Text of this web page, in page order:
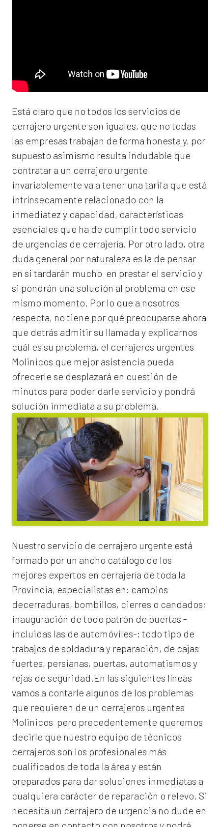
Está claro que no todos los servicios de
cerrajero urgente son iguales, que no todas
las empresas trabajan de forma honesta y, por
supuesto asimismo resulta indudable que
contratar a un cerrajero urgente
invariablemente va a tener una tarifa que está
intrínsecamente relacionado con la
inmediatez y capacidad, características
esenciales que ha de cumplir todo servicio
de urgencias de cerrajería. Por otro lado, otra
duda general por naturaleza es la de pensar
en si tardarán mucho en prestar el servicio y
si pondrán una solución al problema en ese
mismo momento. Por lo que a nosotros
respecta, no tiene por qué preocuparse ahora
que detrás admitir su llamada y explicarnos
cuál es su problema, el cerrajeros urgentes
Molinicos que mejor asistencia pueda
ofrecerle se desplazará en cuestión de
minutos para poder darle servicio y pondrá
solución inmediata a su problema.
Nuestro servicio de cerrajero urgente está
formado por un ancho catálogo de los
mejores expertos en cerrajería de toda la
Provincia, especialistas en: cambios
decerraduras, bombillos, cierres o candados;
inauguración de todo patrón de puertas -
incluidas las de automóviles-; todo tipo de
trabajos de soldadura y reparación, de cajas
fuertes, persianas, puertas, automatismos y
rejas de seguridad.En las siguientes líneas
vamos a contarle algunos de los problemas
que requieren de un cerrajeros urgentes
Molinicos pero precedentemente queremos
decirle que nuestro equipo de técnicos
cerrajeros son los profesionales más
cualificados de toda la área y están
preparados para dar soluciones inmediatas a
cualquiera carácter de reparación o relevo. Si
necesita un cerrajero de urgencia no dude en